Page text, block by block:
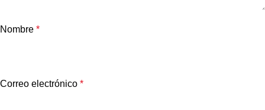
Nombre *
Correo electrónico *